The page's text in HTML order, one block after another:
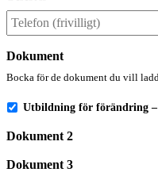
Dokument
Bocka för de dokument du vill
Utbildning för förändring
Dokument 2
Dokument 3